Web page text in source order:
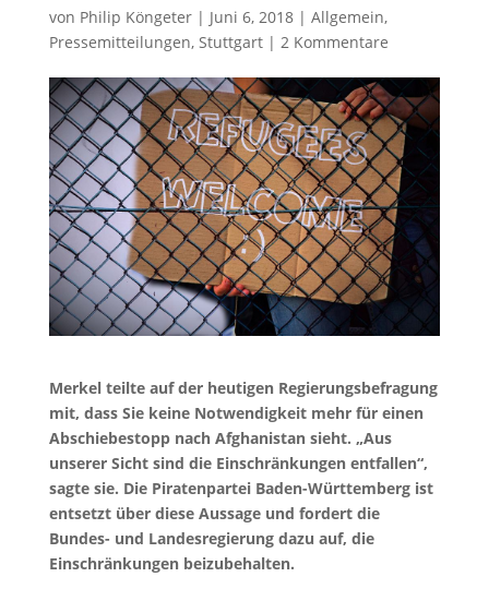
von Philip Köngeter| Juni 6, 2018| Allgemein,
Pressemitteilungen, Stuttgart| 2 Kommentare
Merkel teilte auf der heutigen Regierungsbefragung
mit, dass Sie keine Notwendigkeit mehr für einen
Abschiebestopp nach Afghanistan sieht. „Aus
unserer Sicht sind die Einschränkungen entfallen“,
sagte sie. Die Piratenpartei Baden-Württemberg ist
entsetzt über diese Aussage und fordert die
Bundes- und Landesregierung dazu auf, die
Einschränkungen beizubehalten.